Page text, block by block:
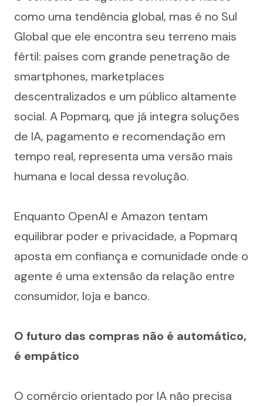
como uma tendência global, mas é no Sul
Global que ele encontra seu terreno mais
fértil: países com grande penetração de
smartphones, marketplaces
descentralizados e um público altamente
social. A Popmarq, que já integra soluções
de IA, pagamento e recomendação em
tempo real, representa uma versão mais
humana e local dessa revolução.
Enquanto OpenAI e Amazon tentam
equilibrar poder e privacidade, a Popmarq
aposta em confiança e comunidade onde o
agente é uma extensão da relação entre
consumidor, loja e banco.
O futuro das compras não é automático,
é empático
O comércio orientado por IA não precisa